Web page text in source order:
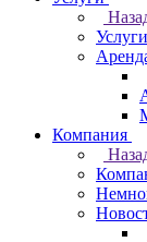
Услуги
Компания